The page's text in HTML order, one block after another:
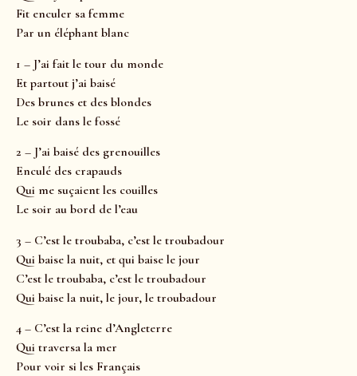
Fit enculer sa femme
Par un éléphant blanc
1 – J’ai fait le tour du monde
Et partout j’ai baisé
Des brunes et des blondes
Le soir dans le fossé
2 – J’ai baisé des grenouilles
Enculé des crapauds
Qui me suçaient les couilles
Le soir au bord de l’eau
3 – C’est le troubaba, c’est le troubadour
Qui baise la nuit, et qui baise le jour
C’est le troubaba, c’est le troubadour
Qui baise la nuit, le jour, le troubadour
4 – C’est la reine d’Angleterre
Qui traversa la mer
Pour voir si les Français